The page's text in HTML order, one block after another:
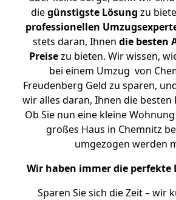
diegünstigste Lösung zu
professionellen
stets daran, Ihnen die besten
Preisezu bieten. Wir wissen,
bei einem Umzug von
Freudenberg Geld zu sparen,
wir alles daran, Ihnen die besten
Ob Sie nun eine kleine
großes Haus in Chemnitz
umgezogen werden
Wir haben immer die perfekte
Sparen Sie sich die Zeit – wir